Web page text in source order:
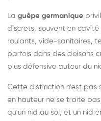
La guêpe germanique
discrets, souvent en
roulants, vide-sanitaires,
parfois dans des cloisons
plus défensive autour du
Cette distinction n'est pas
en hauteur ne se traite
qu'un nid au sol, et un nid